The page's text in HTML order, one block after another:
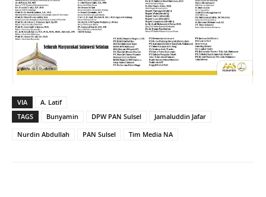
VIA
A. Latif
TAGS
Bunyamin DPW PAN Sulsel
Jamaluddin Jafar
Nurdin Abdullah
PAN Sulsel Tim Media NA